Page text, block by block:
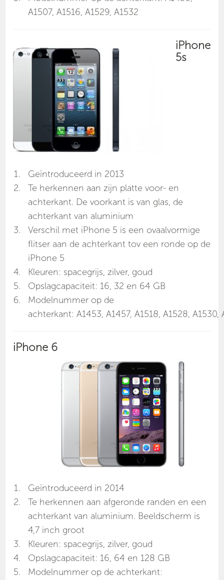
A1507, A1516, A1529, A1532
iPhone
5s
Geïntroduceerd in 2013
Te herkennen aan zijn platte voor- en
achterkant. De voorkant is van glas, de
achterkant van aluminium
Verschil met iPhone 5 is een ovaalvormige
flitser aan de achterkant tov een ronde op de
iPhone 5
Kleuren: spacegrijs, zilver, goud
Opslagcapaciteit: 16, 32 en 64 GB
Modelnummer op de
achterkant: A1453, A1457, A1518, A1528, A1530,
iPhone 6
Geïntroduceerd in 2014
Te herkennen aan afgeronde randen en een
achterkant van aluminium. Beeldscherm is
4,7 inch groot
Kleuren: spacegrijs, zilver, goud
Opslagcapaciteit: 16, 64 en 128 GB
Modelnummer op de achterkant: